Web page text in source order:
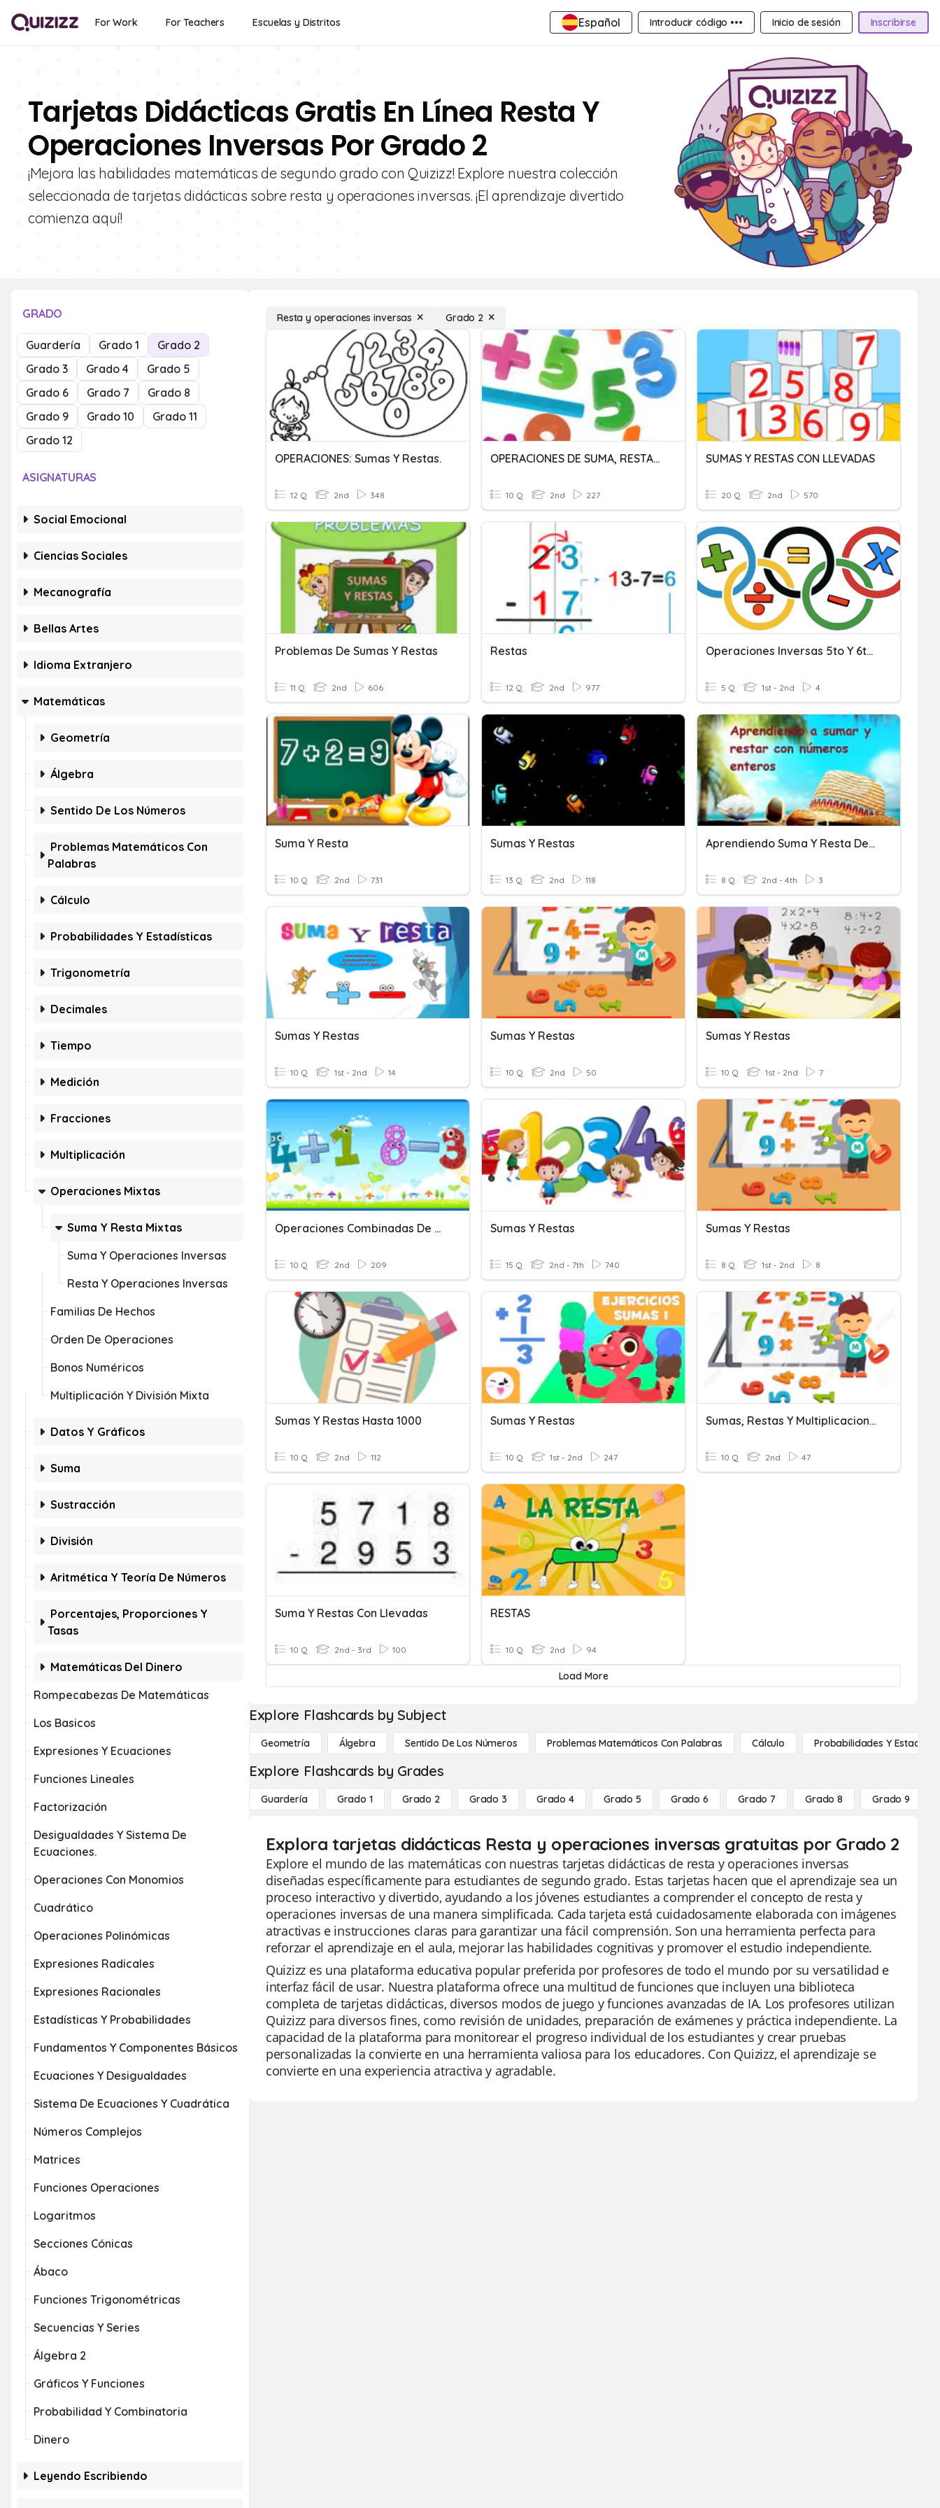
For Work For Teachers Escuelas y Distritos Español Introducir código ••• Inicio de sesión Inscribirse
Tarjetas Didácticas Gratis En Línea Resta Y
Operaciones Inversas Por Grado 2
¡Mejora las habilidades matemáticas de segundo grado con Quizizz! Explore nuestra colección
seleccionada de tarjetas didácticas sobre resta y operaciones inversas. ¡El aprendizaje divertido
comienza aquí!
GRADO
Guardería Grado 1
Grado 2
Grado 3
Grado 4
Grado 5
Grado 6
Grado 7
Grado 8
Grado 9
Grado 10
Grado 11
Grado 12
ASIGNATURAS
Social Emocional
Ciencias Sociales
Mecanografía
Bellas Artes
Idioma Extranjero
Matemáticas
Geometría
Álgebra
Sentido De Los Números
Problemas Matemáticos Con
Palabras
Cálculo
Probabilidades Y Estadísticas
Trigonometría
Decimales
Tiempo
Medición
Fracciones
Multiplicación
Operaciones Mixtas
Suma Y Resta Mixtas
Suma Y Operaciones Inversas
Resta Y Operaciones Inversas
Familias De Hechos
Orden De Operaciones
Bonos Numéricos
Multiplicación Y División Mixta
Datos Y Gráficos
Suma
Sustracción
División
Aritmética Y Teoría De Números
Porcentajes, Proporciones Y
Tasas
Matemáticas Del Dinero
Rompecabezas De Matemáticas
Los Basicos
Expresiones Y Ecuaciones
Funciones Lineales
Factorización
Desigualdades Y Sistema De
Ecuaciones.
Operaciones Con Monomios
Cuadrático
Operaciones Polinómicas
Expresiones Radicales
Expresiones Racionales
Estadísticas Y Probabilidades
Fundamentos Y Componentes Básicos
Ecuaciones Y Desigualdades
Sistema De Ecuaciones Y Cuadrática
Números Complejos
Matrices
Funciones Operaciones
Logaritmos
Secciones Cónicas
Ábaco
Funciones Trigonométricas
Secuencias Y Series
Álgebra 2
Gráficos Y Funciones
Probabilidad Y Combinatoria
Dinero
Leyendo Escribiendo
Resta y operaciones inversas Grado 2
OPERACIONES: Sumas Y Restas.
12 Q 2nd 348
OPERACIONES DE SUMA, RESTA Y MULTIPLICACION
10 Q 2nd 227
SUMAS Y RESTAS CON LLEVADAS
20 Q 2nd 570
Problemas De Sumas Y Restas
11 Q 2nd 606
Restas
12 Q 2nd 977
Operaciones Inversas 5to Y 6to Grado
5 Q 1st - 2nd 4
Suma Y Resta
10 Q 2nd 731
Sumas Y Restas
13 Q 2nd 118
Aprendiendo Suma Y Resta De Números Enteros
8 Q 2nd - 4th 3
Sumas Y Restas
10 Q 1st - 2nd 14
Sumas Y Restas
10 Q 2nd 50
Sumas Y Restas
10 Q 1st - 2nd 7
Operaciones Combinadas De Suma Y Resta
10 Q 2nd 209
Sumas Y Restas
15 Q 2nd - 7th 740
Sumas Y Restas
8 Q 1st - 2nd 8
Sumas Y Restas Hasta 1000
10 Q 2nd 112
Sumas Y Restas
10 Q 1st - 2nd 247
Sumas, Restas Y Multiplicaciones
10 Q 2nd 47
Suma Y Restas Con Llevadas
10 Q 2nd - 3rd 100
RESTAS
10 Q 2nd 94
Load More
Explore Flashcards by Subject
Geometría Álgebra Sentido De Los Números Problemas Matemáticos Con Palabras Cálculo Probabilidades Y
Explore Flashcards by Grades
Guardería Grado 1 Grado 2 Grado 3 Grado 4 Grado 5 Grado 6 Grado 7 Grado 8 Grado 9
Explora tarjetas didácticas Resta y operaciones inversas gratuitas por Grado 2
Explore el mundo de las matemáticas con nuestras tarjetas didácticas de resta y operaciones inversas
diseñadas específicamente para estudiantes de segundo grado. Estas tarjetas hacen que el aprendizaje sea un
proceso interactivo y divertido, ayudando a los jóvenes estudiantes a comprender el concepto de resta y
operaciones inversas de una manera simplificada. Cada tarjeta está cuidadosamente elaborada con imágenes
atractivas e instrucciones claras para garantizar una fácil comprensión. Son una herramienta perfecta para
reforzar el aprendizaje en el aula, mejorar las habilidades cognitivas y promover el estudio independiente.
Quizizz es una plataforma educativa popular preferida por profesores de todo el mundo por su versatilidad e
interfaz fácil de usar. Nuestra plataforma ofrece una multitud de funciones que incluyen una biblioteca
completa de tarjetas didácticas, diversos modos de juego y funciones avanzadas de IA. Los profesores utilizan
Quizizz para diversos fines, como revisión de unidades, preparación de exámenes y práctica independiente. La
capacidad de la plataforma para monitorear el progreso individual de los estudiantes y crear pruebas
personalizadas la convierte en una herramienta valiosa para los educadores. Con Quizizz, el aprendizaje se
convierte en una experiencia atractiva y agradable.